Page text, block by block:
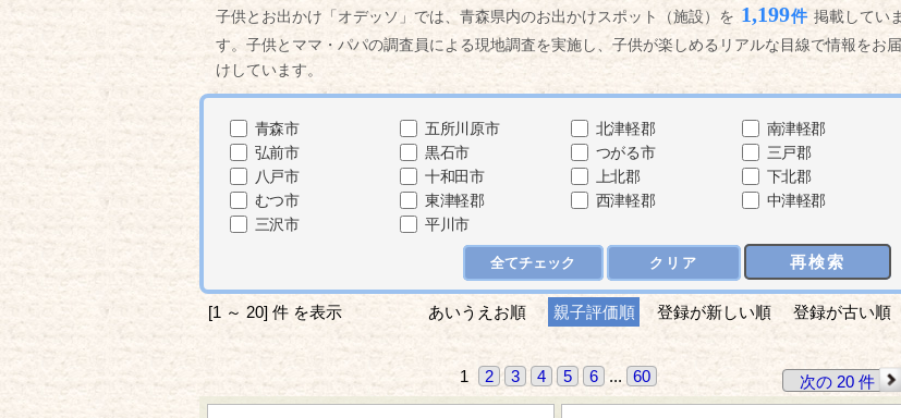
子供とお出かけ「オデッソ」では、青森県内のお出かけスポット（施設）を 1,199件 掲載していま
す。子供とママ・パパの調査員による現地調査を実施し、子供が楽しめるリアルな目線で情報をお届
けしています。
青森市
弘前市
八戸市
むつ市
三沢市
五所川原市
黒石市
十和田市
東津軽郡
平川市
北津軽郡
つがる市
上北郡
西津軽郡
南津軽郡
三戸郡
下北郡
中津軽郡
全てチェック クリア 再検索
[1 ～ 20] 件 を表示 あいうえお順 親子評価順 登録が新しい順 登録が古い順
1 2 3 4 5 6 ... 60 次の 20 件